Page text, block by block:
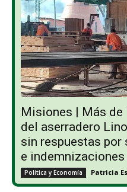
Misiones | Más de
del aserradero
sin respuestas por
e
Política y Economía Patricia